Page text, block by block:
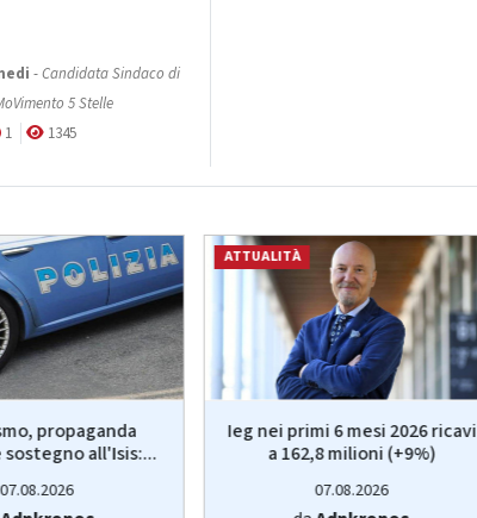
-Candidata Sindaco di
5 Stelle
1 1345
propaganda
all'Isis:...
07.08.2026
ATTUALITÀ
Ieg nei primi 6 mesi 2026 ricavi
a 162,8 milioni (+9%)
07.08.2026